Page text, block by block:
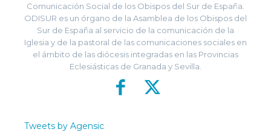
Comunicación Social de los Obispos del Sur de España.
ODISUR es un órgano de la Asamblea de los Obispos del
Sur de España al servicio de la comunicación de la
Iglesia y de la pastoral de las comunicaciones sociales en
el ámbito de las diócesis integradas en las Provincias
Eclesiásticas de Granada y Sevilla.
Tweets by Agensic